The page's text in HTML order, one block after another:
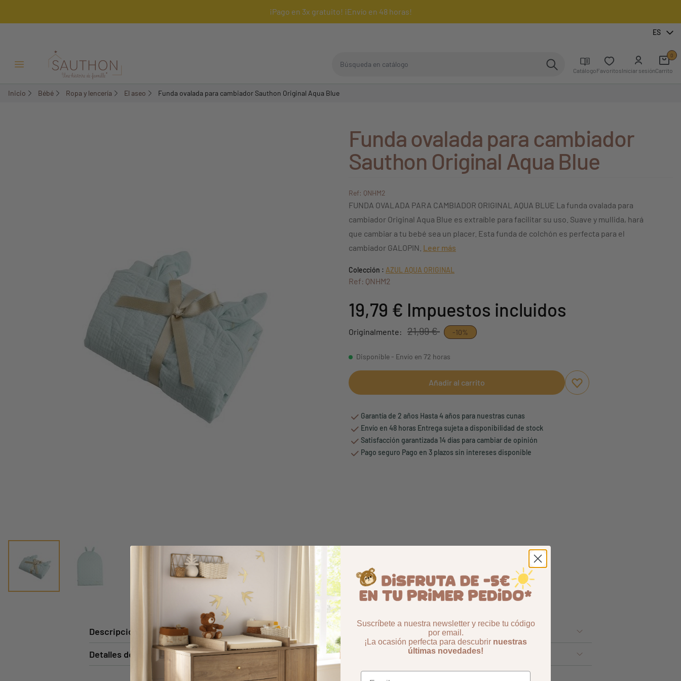
¡Pago en 3x gratuito! ¡Envío en 48 horas!
ES
Menú Abrir/Cerrar CatálogoFavoritosIniciar sesiónCarrito
0
Inicio Bébé Ropa y lencería El aseo Funda ovalada para cambiador Sauthon Original Aqua Blue
Funda ovalada para cambiador
Sauthon Original Aqua Blue
Ref: QNHM2
FUNDA OVALADA PARA CAMBIADOR ORIGINAL AQUA BLUE La funda ovalada para
cambiador Original Aqua Blue es extraíble para facilitar su uso. Suave y mullida, hará
que cambiar a tu bebé sea un placer. Esta funda de colchón es perfecta para el
cambiador GALOPIN. Leer más
Colección : AZUL AQUA ORIGINAL
Ref: QNHM2
19,79 € Impuestos incluidos
Originalmente: 21,99 € -10%
Disponible - Envío en 72 horas
Añadir al carrito
Aggiungi ai preferiti
borrar favoritos
Garantía de 2 años Hasta 4 años para nuestras cunas
Envío en 48 horas Entrega sujeta a disponibilidad de stock
Satisfacción garantizada 14 días para cambiar de opinión
Pago seguro Pago en 3 plazos sin intereses disponible
Descripción
Detalles del producto
Suscríbete a nuestra newsletter y recibe tu código
por email.
¡La ocasión perfecta para descubrir nuestras
últimas novedades!